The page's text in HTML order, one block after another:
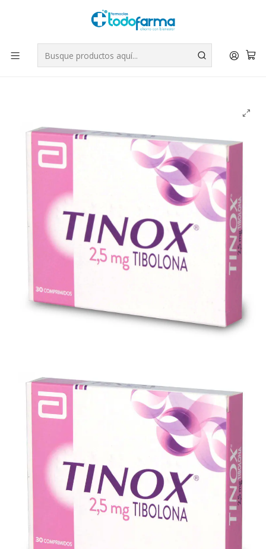
Tus compras tienen envío GRATIS por Rappi - Atención exclusiva
para Chile | WhatsApp +56
Leer más
Inicio Medicamentos
Tinox (B) Tibolona 2,5 mg 30 Comprimidos.